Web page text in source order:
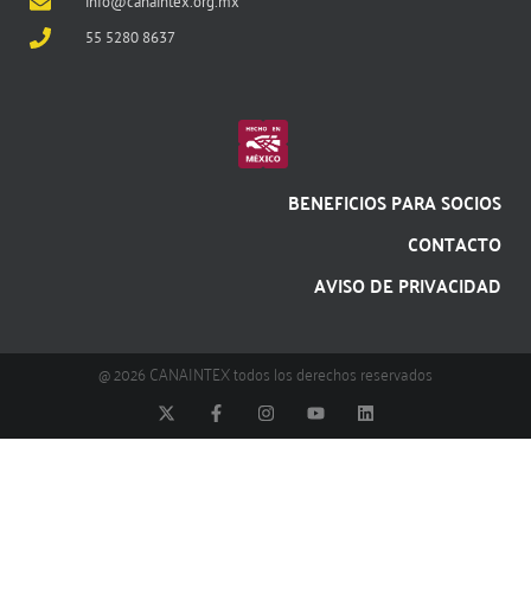
55 5280 8637
BENEFICIOS PARA SOCIOS
CONTACTO
AVISO DE PRIVACIDAD
@ 2026 CANAINTEX todos los derechos reservados